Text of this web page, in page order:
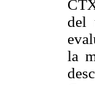
del
la